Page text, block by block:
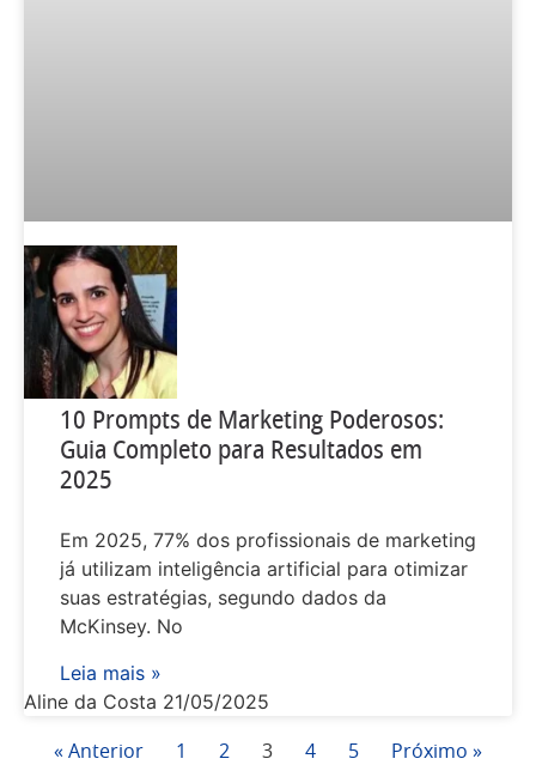
10 Prompts de Marketing Poderosos:
Guia Completo para Resultados em
2025
Em 2025, 77% dos profissionais de marketing
já utilizam inteligência artificial para otimizar
suas estratégias, segundo dados da
McKinsey. No
Leia mais »
Aline da Costa 21/05/2025
« Anterior 1 2 3 4 5 Próximo »